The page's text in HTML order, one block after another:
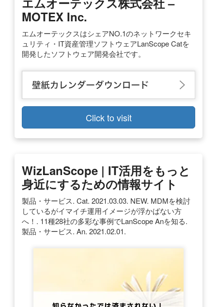
MOTEX Inc.
エムオーテックスはシェアNO.1のネットワークセキ
ュリティ・IT資産管理ソフトウェアLanScope Catを
開発したソフトウェア開発会社です。
Click to visit
WizLanScope | IT活用をもっと
身近にするための情報サイト
製品・サービス. Cat. 2021.03.03. NEW. MDMを検討
しているがイマイチ運用イメージが浮かばない方
へ！. 11種28社の多彩な事例でLanScope Anを知る.
製品・サービス. An. 2021.02.01.